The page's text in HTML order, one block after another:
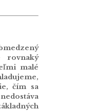
rovnaký
malé
čím sa